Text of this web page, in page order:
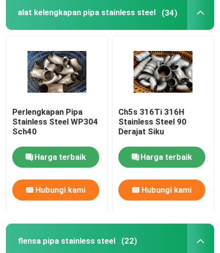
alat kelengkapan pipa stainless steel (34)
Perlengkapan Pipa
Stainless Steel WP304
Sch40
Harga terbaik
Hubungi kami
Ch5s 316Ti 316H
Stainless Steel 90
Derajat Siku
Harga terbaik
Hubungi kami
flensa pipa stainless steel (22)